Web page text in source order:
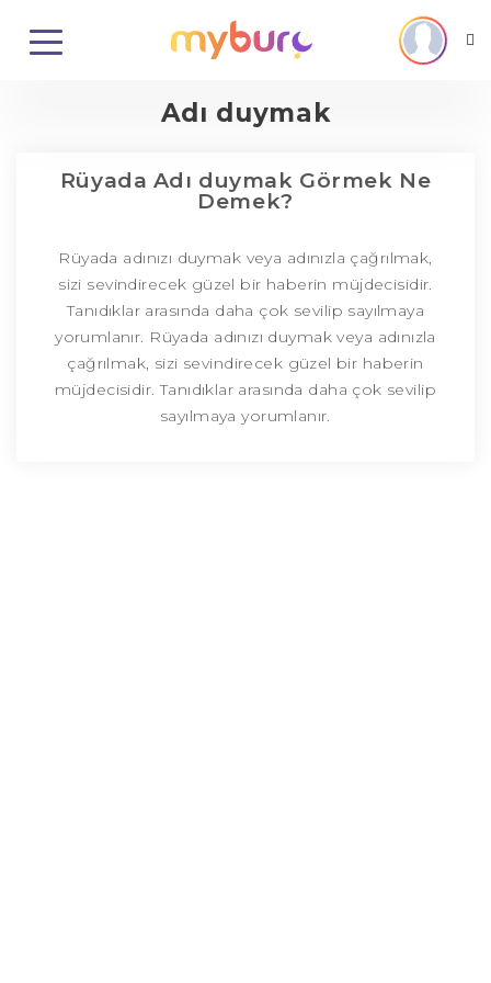
Adı duymak
Rüyada Adı duymak Görmek Ne
Demek?
Rüyada adınızı duymak veya adınızla çağrılmak,
sizi sevindirecek güzel bir haberin müjdecisidir.
Tanıdıklar arasında daha çok sevilip sayılmaya
yorumlanır. Rüyada adınızı duymak veya adınızla
çağrılmak, sizi sevindirecek güzel bir haberin
müjdecisidir. Tanıdıklar arasında daha çok sevilip
sayılmaya yorumlanır.